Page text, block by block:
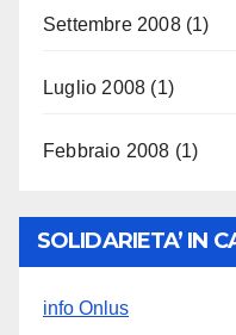
Settembre 2008(1)
Luglio 2008 (1)
Febbraio 2008 (1)
SOLIDARIETA’ IN
info Onlus